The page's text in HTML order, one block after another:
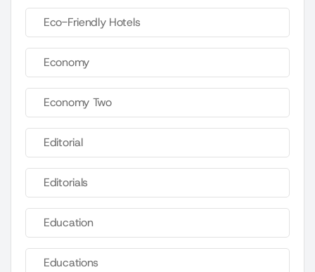
Eco-Friendly Hotels
Economy
Economy Two
Editorial
Editorials
Education
Educations